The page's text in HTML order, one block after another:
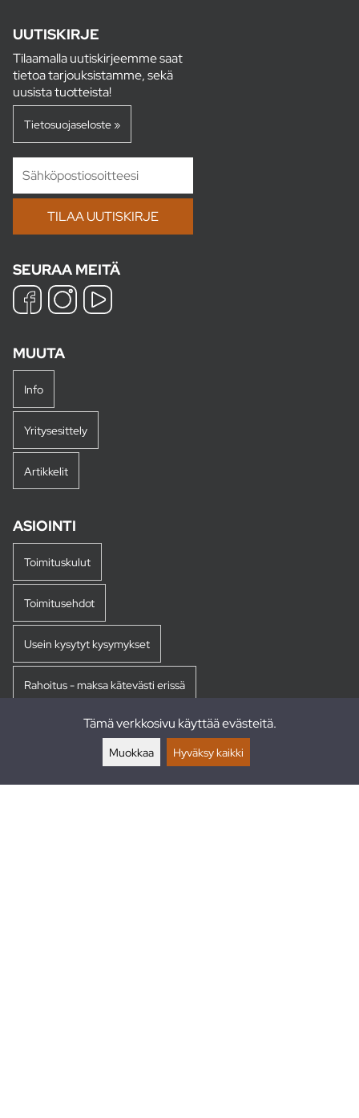
UUTISKIRJE
Tilaamalla uutiskirjeemme saat
tietoa tarjouksistamme, sekä
uusista tuotteista!
Tietosuojaseloste »
SEURAA MEITÄ
MUUTA
Info
Yritysesittely
Artikkelit
ASIOINTI
Toimituskulut
Toimitusehdot
Usein kysytyt kysymykset
Rahoitus - maksa kätevästi erissä
Tämä verkkosivu käyttää evästeitä.
Muokkaa Hyväksy kaikki